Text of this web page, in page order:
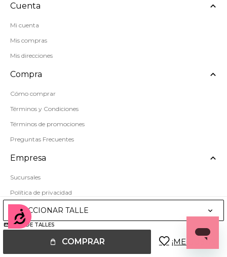
Accesibilidad
SELECCIONAR TALLE
GUÍA DE TALLES
COMPRAR
Cuenta
Mi cuenta
Mis compras
Mis direcciones
Compra
Cómo comprar
Términos y Condiciones
Términos de promociones
Preguntas Frecuentes
Empresa
Sucursales
Política de privacidad
Mapa del sitio